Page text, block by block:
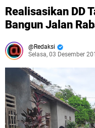
Realisasikan DD
Bangun Jalan
Redaksi
Selasa, 03 Desember